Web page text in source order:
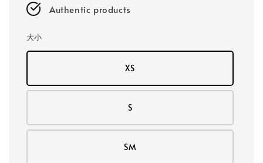
Authentic products
大小
XS
S
SM